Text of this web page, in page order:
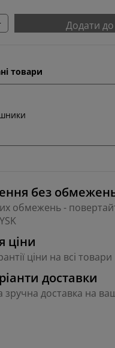
Додати
товари
без
обмежень -
ціни
ціни на всі товари
доставки
доставка на